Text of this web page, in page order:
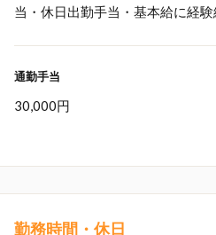
当・休日出勤手当・基本給に経
通勤手当
30,000円
勤務時間・休日